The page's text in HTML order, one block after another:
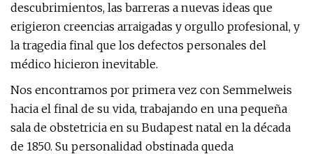
descubrimientos, las barreras a nuevas ideas que
erigieron creencias arraigadas y orgullo profesional, y
la tragedia final que los defectos personales del
médico hicieron inevitable.
Nos encontramos por primera vez con Semmelweis
hacia el final de su vida, trabajando en una pequeña
sala de obstetricia en su Budapest natal en la década
de 1850. Su personalidad obstinada queda